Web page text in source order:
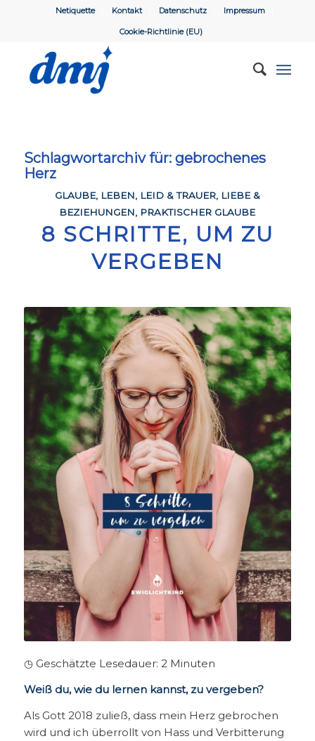
Netiquette Kontakt Datenschutz Impressum
Cookie-Richtlinie (EU)
Schlagwortarchiv für: gebrochenes
Herz
GLAUBE, LEBEN, LEID & TRAUER, LIEBE &
BEZIEHUNGEN, PRAKTISCHER GLAUBE
8 SCHRITTE, UM ZU
VERGEBEN
◷ Geschätzte Lesedauer: 2 Minuten
Weiß du, wie du lernen kannst, zu vergeben?
Als Gott 2018 zuließ, dass mein Herz gebrochen
wird und ich überrollt von Hass und Verbitterung